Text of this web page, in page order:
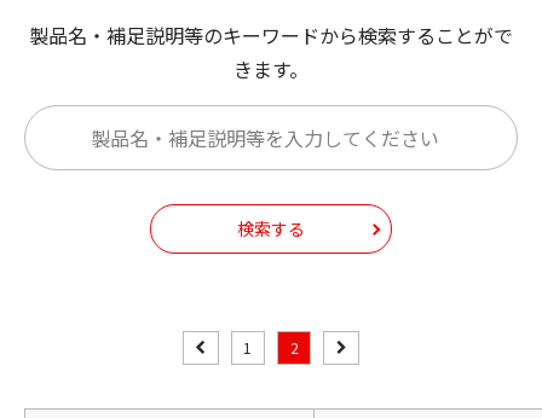
製品名・補足説明等のキーワードから検索することがで
きます。
検索する
1 2